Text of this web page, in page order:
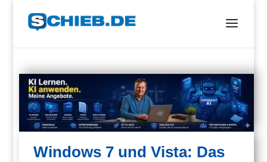
Windows 7 und Vista: Das